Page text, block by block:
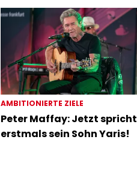
AMBITIONIERTE ZIELE
Peter Maffay: Jetzt spricht
erstmals sein Sohn Yaris!